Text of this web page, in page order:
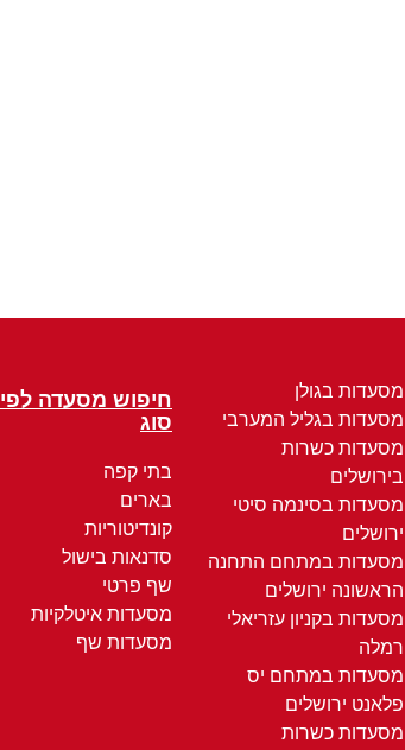
מסעדות בגולן
מסעדות בגליל המערבי
מסעדות כשרות
בירושלים
מסעדות בסינמה סיטי
ירושלים
מסעדות במתחם התחנה
הראשונה ירושלים
מסעדות בקניון עזריאלי
רמלה
מסעדות במתחם יס
פלאנט ירושלים
מסעדות כשרות
חיפוש מסעדה לפי
סוג
בתי קפה
בארים
קונדיטוריות
סדנאות בישול
שף פרטי
מסעדות איטלקיות
מסעדות שף